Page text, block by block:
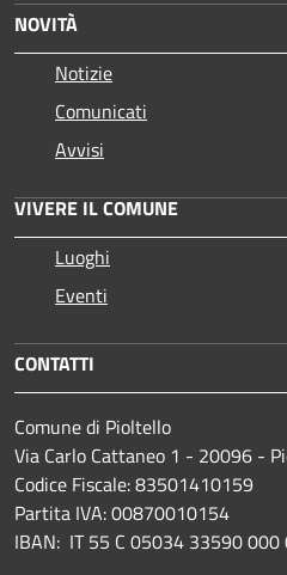
NOVITÀ
Notizie
Comunicati
Avvisi
VIVERE IL COMUNE
Luoghi
Eventi
CONTATTI
Comune di Pioltello
Via Carlo Cattaneo 1 - 20096 -
Codice Fiscale: 83501410159
Partita IVA: 00870010154
IBAN: IT 55 C 05034 33590